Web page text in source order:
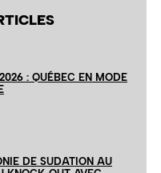
: QUÉBEC EN MODE
DE SUDATION AU